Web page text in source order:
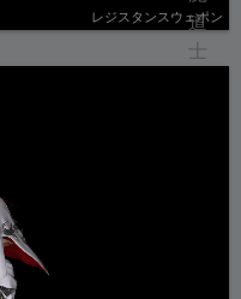
レジスタンスウェポン